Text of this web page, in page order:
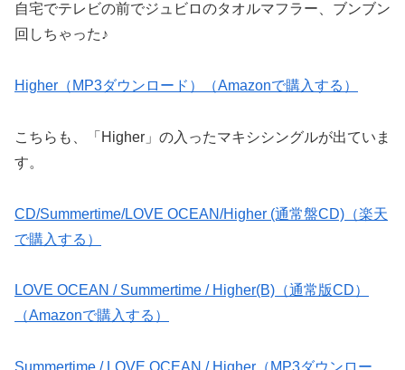
自宅でテレビの前でジュビロのタオルマフラー、ブンブン
回しちゃった♪
Higher（MP3ダウンロード）（Amazonで購入する）
こちらも、「Higher」の入ったマキシシングルが出ていま
す。
CD/Summertime/LOVE OCEAN/Higher (通常盤CD)（楽天
で購入する）
LOVE OCEAN / Summertime / Higher(B)（通常版CD）
（Amazonで購入する）